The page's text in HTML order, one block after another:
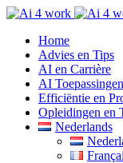
Home
Advies en Tips
AI en Carrière
AI Toepassingen
Efficiëntie en
Opleidingen en
Nederlands